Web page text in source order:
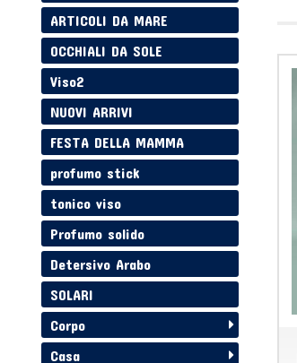
ARTICOLI DA MARE
OCCHIALI DA SOLE
Viso2
NUOVI ARRIVI
FESTA DELLA MAMMA
profumo stick
tonico viso
Profumo solido
Detersivo Arabo
SOLARI
Corpo
Casa